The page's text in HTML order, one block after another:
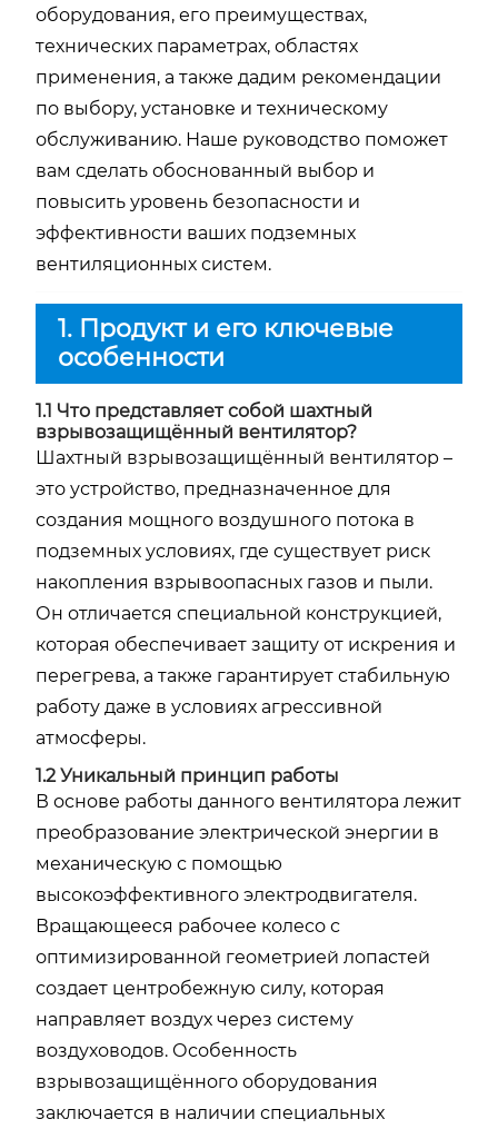
оборудования, его преимуществах,
технических параметрах, областях
применения, а также дадим рекомендации
по выбору, установке и техническому
обслуживанию. Наше руководство поможет
вам сделать обоснованный выбор и
повысить уровень безопасности и
эффективности ваших подземных
вентиляционных систем.
1. Продукт и его ключевые
особенности
1.1 Что представляет собой шахтный
взрывозащищённый вентилятор?
Шахтный взрывозащищённый вентилятор –
это устройство, предназначенное для
создания мощного воздушного потока в
подземных условиях, где существует риск
накопления взрывоопасных газов и пыли.
Он отличается специальной конструкцией,
которая обеспечивает защиту от искрения и
перегрева, а также гарантирует стабильную
работу даже в условиях агрессивной
атмосферы.
1.2 Уникальный принцип работы
В основе работы данного вентилятора лежит
преобразование электрической энергии в
механическую с помощью
высокоэффективного электродвигателя.
Вращающееся рабочее колесо с
оптимизированной геометрией лопастей
создает центробежную силу, которая
направляет воздух через систему
воздуховодов. Особенность
взрывозащищённого оборудования
заключается в наличии специальных